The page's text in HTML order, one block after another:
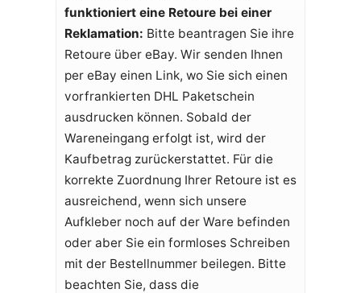
funktioniert eine Retoure bei einer
Reklamation: Bitte beantragen Sie ihre
Retoure über eBay. Wir senden Ihnen
per eBay einen Link, wo Sie sich einen
vorfrankierten DHL Paketschein
ausdrucken können. Sobald der
Wareneingang erfolgt ist, wird der
Kaufbetrag zurückerstattet. Für die
korrekte Zuordnung Ihrer Retoure ist es
ausreichend, wenn sich unsere
Aufkleber noch auf der Ware befinden
oder aber Sie ein formloses Schreiben
mit der Bestellnummer beilegen. Bitte
beachten Sie, dass die